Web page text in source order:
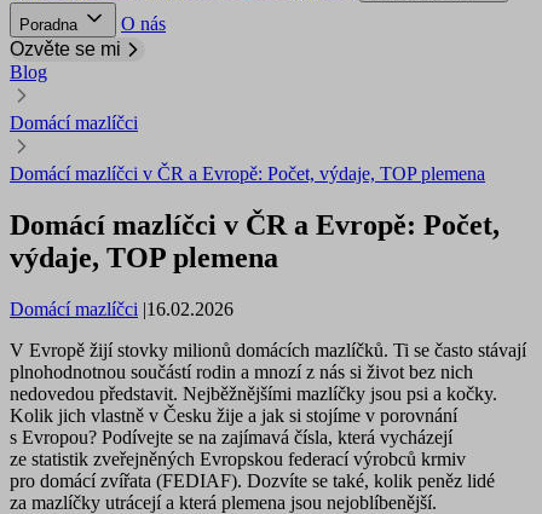
Poradna
O nás
Ozvěte se mi
Blog
Domácí mazlíčci
Domácí mazlíčci v ČR a Evropě: Počet, výdaje, TOP plemena
Domácí mazlíčci v ČR a Evropě: Počet,
výdaje, TOP plemena
Domácí mazlíčci |16.02.2026
V Evropě žijí stovky milionů domácích mazlíčků. Ti se často stávají
plnohodnotnou součástí rodin a mnozí z nás si život bez nich
nedovedou představit. Nejběžnějšími mazlíčky jsou psi a kočky.
Kolik jich vlastně v Česku žije a jak si stojíme v porovnání
s Evropou? Podívejte se na zajímavá čísla, která vycházejí
ze statistik zveřejněných Evropskou federací výrobců krmiv
pro domácí zvířata (FEDIAF). Dozvíte se také, kolik peněz lidé
za mazlíčky utrácejí a která plemena jsou nejoblíbenější.